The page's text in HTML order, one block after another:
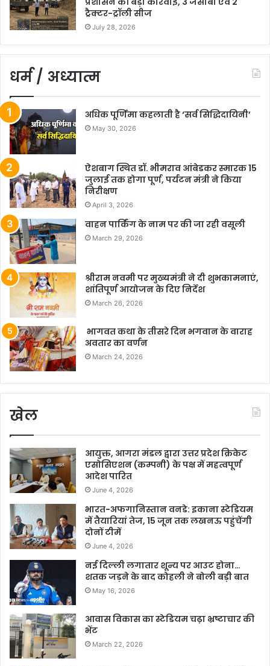
ट्रैक्टर-ट्रॉली सीज
July 28, 2026
धर्म / अध्यात्म
अधिक पूर्णिमा कहलाती है ‘सर्व सिद्धिदायिनी’
May 30, 2026
ऐशबाग स्थित डॉ. भीमराव आंबेडकर स्मारक 15
जुलाई तक होगा पूर्ण, पर्यटन मंत्री ने किया
निरीक्षण
April 3, 2026
वाहन पार्किंग के नाम पर की जा रही वसूली
March 29, 2026
श्रीराम नवमी पर मुख्यमंत्री ने दी शुभकामनाएं,
शांतिपूर्ण आयोजन के दिए निर्देश
March 26, 2026
भागवत कथा के तीसरे दिन भगवान के वाराह
अवतार का वर्णन
March 24, 2026
खेल
आयुक्त, आगरा मंडल द्वारा उत्तर प्रदेश क्रिकेट
एसोसिएशन (कम्पनी) के पक्ष में महत्वपूर्ण
आदेश पारित
June 4, 2026
भारत-अफगानिस्तान वनडे: इकाना स्टेडियम
में तैयारियां तेज, 15 जून तक लखनऊ पहुंचेंगी
दोनों टीमें
June 4, 2026
नई दिल्ली लगातार शून्य पर आउट होना…
शतक जड़ने के बाद कोहली ने बोली बड़ी बात
May 16, 2026
आवास विकास का स्टेडियम चढ़ा भ्रष्टाचार की
भेंट
March 22, 2026